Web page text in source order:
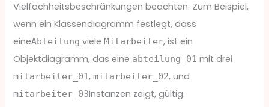
Vielfachheitsbeschränkungen beachten. Zum Beispiel,
wenn ein Klassendiagramm festlegt, dass
eineAbteilung vieleMitarbeiter, ist ein
Objektdiagramm, das eine abteilung_01 mit drei
mitarbeiter_01,mitarbeiter_02, und
mitarbeiter_03Instanzen zeigt, gültig.